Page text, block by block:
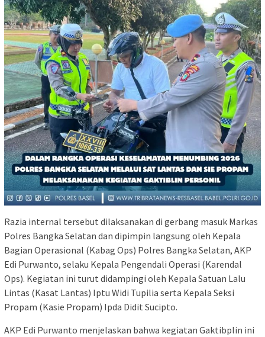
Razia internal tersebut dilaksanakan di gerbang masuk Markas
Polres Bangka Selatan dan dipimpin langsung oleh Kepala
Bagian Operasional (Kabag Ops) Polres Bangka Selatan, AKP
Edi Purwanto, selaku Kepala Pengendali Operasi (Karendal
Ops). Kegiatan ini turut didampingi oleh Kepala Satuan Lalu
Lintas (Kasat Lantas) Iptu Widi Tupilia serta Kepala Seksi
Propam (Kasie Propam) Ipda Didit Sucipto.
AKP Edi Purwanto menjelaskan bahwa kegiatan Gaktibplin ini